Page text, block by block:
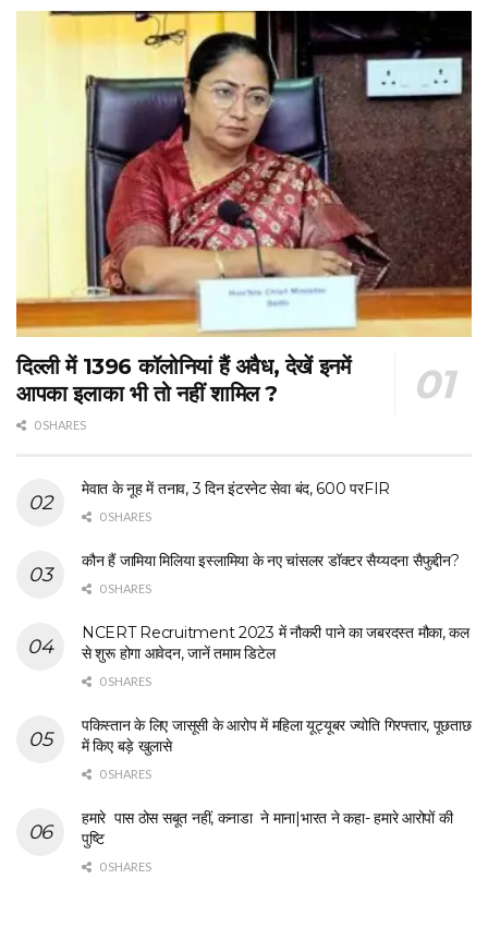
दिल्ली में 1396 कॉलोनियां हैं अवैध, देखें इनमें
आपका इलाका भी तो नहीं शामिल ?
0 SHARES
मेवात के नूह में तनाव, 3 दिन इंटरनेट सेवा बंद, 600 परFIR
0 SHARES
कौन हैं जामिया मिलिया इस्लामिया के नए चांसलर डॉक्टर सैय्यदना सैफुद्दीन?
0 SHARES
NCERT Recruitment 2023 में नौकरी पाने का जबरदस्त मौका, कल
से शुरू होगा आवेदन, जानें तमाम डिटेल
0 SHARES
पकिस्तान के लिए जासूसी के आरोप में महिला यूट्यूबर ज्योति गिरफ्तार, पूछताछ
में किए बड़े खुलासे
0 SHARES
हमारे पास ठोस सबूत नहीं, कनाडा ने माना|भारत ने कहा- हमारे आरोपों की
पुष्टि
0 SHARES